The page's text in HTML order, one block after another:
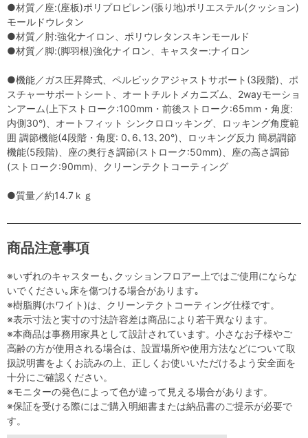
●材質／座:(座板)ポリプロピレン(張り地)ポリエステル(クッション)
モールドウレタン
●材質／肘:強化ナイロン、ポリウレタンスキンモールド
●材質／脚:(脚羽根)強化ナイロン、キャスター:ナイロン
●機能／ガス圧昇降式、ペルビックアジャストサポート(3段階)、ポ
スチャーサポートシート、オートチルトメカニズム、2wayモーショ
ンアーム(上下ストローク:100mm・前後ストローク:65mm・角度:
内側30°)、オートフィット シンクロロッキング、ロッキング角度範
囲 調節機能(4段階・角度: 0､6､13､20°)、ロッキング反力 簡易調節
機能(5段階)、座の奥行き調節(ストローク:50mm)、座の高さ調節
(ストローク:90mm)、クリーンテクトコーティング
●質量／約14.7ｋｇ
商品注意事項
※いずれのキャスターも､クッションフロアー上ではご使用にならな
いでください｡床を傷つける場合があります｡
※樹脂脚(ホワイト)は、クリーンテクトコーティング仕様です。
※表示寸法と実寸の寸法許容差は商品により若干異なります。
※本商品は事務用家具として設計されています。小さなお子様やご
高齢の方が使用される場合は、設置場所や使用方法などについて取
扱説明書をよくお読みの上、正しくお使いいただけるよう安全面を
十分にご確認ください。
※モニターの発色によって色が違って見える場合があります。
※保証を受ける際にはご購入明細書または納品書のご提示が必要で
す。